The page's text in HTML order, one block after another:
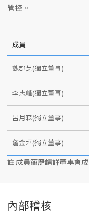
管控。
成員
魏郡芝(獨立董事)
李志峰(獨立董事)
呂月森(獨立董事)
詹金坪(獨立董事)
註:成員簡歷請詳董事會
內部稽核